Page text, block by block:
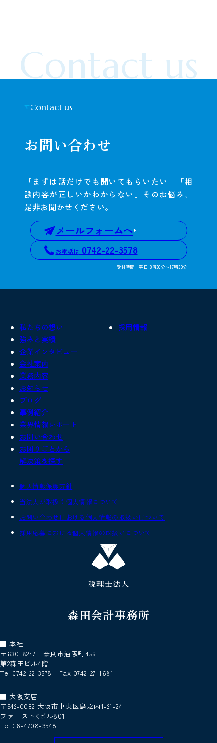
Contact us
お問い合わせ
Contact us
「まずは話だけでも聞いてもらいたい」「相
談内容が正しいかわからない」そのお悩み、
是非お聞かせください。
メールフォームへ
お電話は0742-22-3578
受付時間：平日 8時30分〜17時30分
私たちの想い
強みと実績
企業インタビュー
会社案内
業務内容
お知らせ
ブログ
事例紹介
業界情報レポート
お問い合わせ
お困りごとから
解決策を探す
採用情報
個人情報保護方針
当法人が取扱う個人情報について
お問い合わせにおける個人情報の取扱いについて
採用応募における個人情報の取扱いについて
森田会計事務所
税理士法人
■ 本社
〒630-8247 奈良市油阪町456
第2森田ビル4階
Tel 0742-22-3578 Fax 0742-27-1681
■ 大阪支店
〒542-0082 大阪市中央区島之内1-21-24
ファーストKビル801
Tel 06-4708-3548